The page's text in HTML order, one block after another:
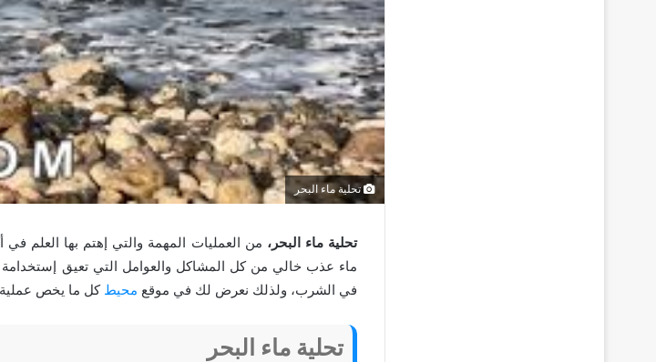
تحلية ماء البحر
تحلية ماء البحر، من العمليات المهمة والتي إهتم بها العلم
ماء عذب خالي من كل المشاكل والعوامل التي تعيق إستخدامة
في الشرب، ولذلك نعرض لك في موقع محيط كل ما يخص عملية
تحلية ماء البحر